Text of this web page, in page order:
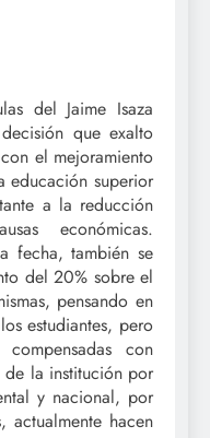
del Jaime Isaza
que exalto
el mejoramiento
educación superior
a la reducción
económicas.
fecha, también se
del 20% sobre el
pensando en
estudiantes, pero
con
de la institución por
y nacional, por
actualmente hacen